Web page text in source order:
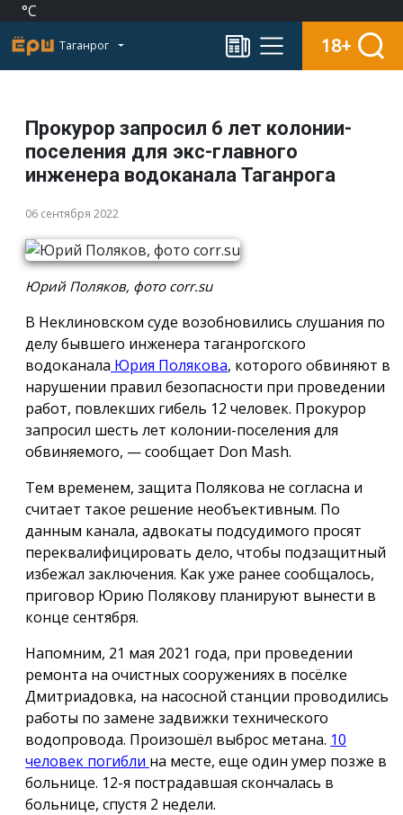
°C
Таганрог 18+
Прокурор запросил 6 лет колонии-
поселения для экс-главного
инженера водоканала Таганрога
06 сентября 2022
Юрий Поляков, фото corr.su
В Неклиновском суде возобновились слушания по
делу бывшего инженера таганрогского
водоканала Юрия Полякова, которого обвиняют в
нарушении правил безопасности при проведении
работ, повлекших гибель 12 человек. Прокурор
запросил шесть лет колонии-поселения для
обвиняемого, — сообщает Don Mash.
Тем временем, защита Полякова не согласна и
считает такое решение необъективным. По
данным канала, адвокаты подсудимого просят
переквалифицировать дело, чтобы подзащитный
избежал заключения. Как уже ранее сообщалось,
приговор Юрию Полякову планируют вынести в
конце сентября.
Напомним, 21 мая 2021 года, при проведении
ремонта на очистных сооружениях в посёлке
Дмитриадовка, на насосной станции проводились
работы по замене задвижки технического
водопровода. Произошёл выброс метана. 10
человек погибли на месте, еще один умер позже в
больнице. 12-я пострадавшая скончалась в
больнице, спустя 2 недели.